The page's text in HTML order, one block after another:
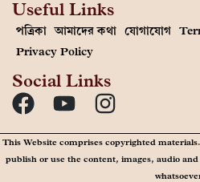
Useful Links
পত্রিকা আমাদের কথা যোগাযোগ
Privacy Policy
Social Links
This Website comprises copyrighted
publish or use the content, images, audio